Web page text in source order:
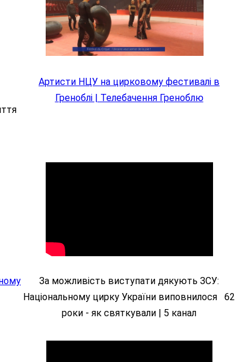
Артисти НЦУ на цирковому фестивалі в
Греноблі | Телебачення Греноблю
За можливість виступати дякують ЗСУ:
Національному цирку України виповнилося 62
роки - як святкували | 5 канал